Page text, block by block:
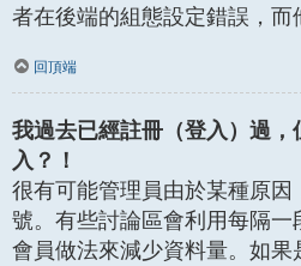
者在後端的組態設定錯誤，而
回頂端
我過去已經註冊（登入）過，
入？！
很有可能管理員由於某種原因
號。有些討論區會利用每隔一
會員做法來減少資料量。如果